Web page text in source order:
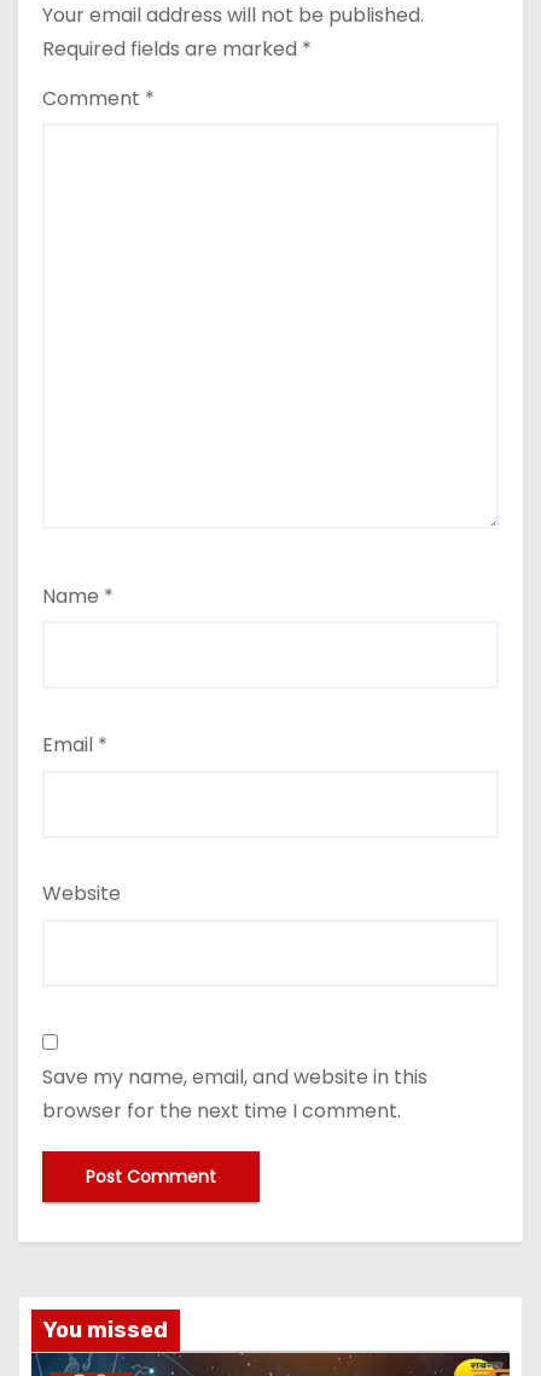
Your email address will not be published.
Required fields are marked *
Comment *
Name *
Email *
Website
Save my name, email, and website in this
browser for the next time I comment.
r
n
You missed